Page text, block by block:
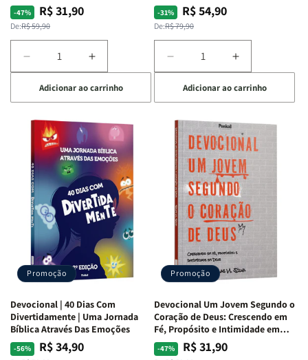
-47%
Preço
normal
De:R$ 59,90
Preço
promocional
R$ 31,90
Diminuir
a
quantidade
de
Devocional
Quarto
de
Guerra
Isabelle
S.
Alves
Aumentar
a
quantidade
de
Devocional
Quarto
de
Guerra
|
Isabelle
S.
Alves
Adicionar ao carrinho
-31%
Preço
normal
De:R$ 79,90
Preço
promocional
R$ 54,90
Diminuir
a
quantidade
de
Devocional
Café
com
Mulheres
da
Bíblia
Equipe
Teológica
Penkal
Aumentar
a
quantidade
de
Devocional
Café
com
Mulheres
da
Bíblia
|
Equipe
Teológica
Penkal
Adicionar ao carrinho
Promoção
Devocional | 40 Dias Com
Divertidamente | Uma Jornada
Bíblica Através Das Emoções
-56%
Preço
PreçoR$ 34,90
Promoção
Devocional Um Jovem Segundo o
Coração de Deus: Crescendo em
Fé, Propósito e Intimidade em
Deus
-47%
Preço
PreçoR$ 31,90